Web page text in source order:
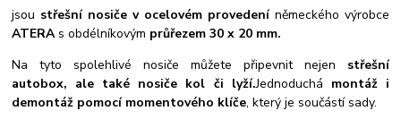
jsou střešní nosiče v ocelovém provedeníněmeckého výrobce
ATERAs obdélníkovým průřezem 30 x 20 mm.
Na tyto spolehlivé nosiče můžete připevnit nejen střešní
autobox, ale také nosiče kol či lyží.Jednoduchá montáž i
demontáž pomocí momentového klíče, který je součástí sady.